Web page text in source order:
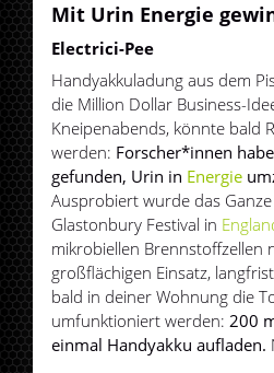
Mit Urin Energie
Electrici-Pee
Handyakkuladung aus dem
die Million Dollar Business-
Kneipenabends, könnte bald
werden: Forscher*innen
gefunden, Urin in Energie
Ausprobiert wurde das
Glastonbury Festival in
mikrobiellen Brennstoffzellen
großflächigen Einsatz,
bald in deiner Wohnung die
umfunktioniert werden:200
einmal Handyakku aufladen.